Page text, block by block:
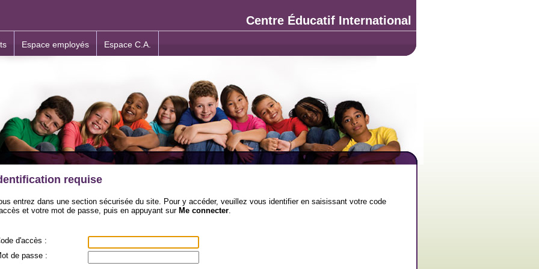
Centre Éducatif International
Espace employés Espace C.A.
requise
entrez dans une section sécurisée du site. Pour y accéder, veuillez vous identifier en saisissant votre code
et votre mot de passe, puis en appuyant sur Me connecter
d'accès :
de passe :